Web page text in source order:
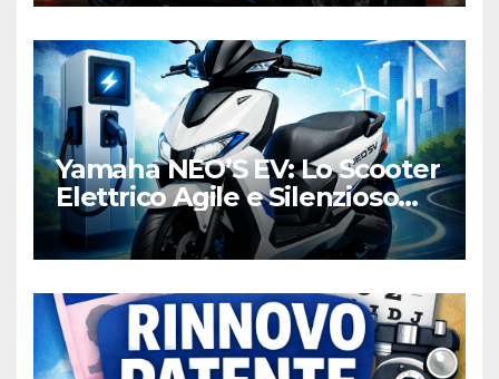
Yamaha NEO’S EV: Lo Scooter
Elettrico Agile e Silenzioso
per la Città